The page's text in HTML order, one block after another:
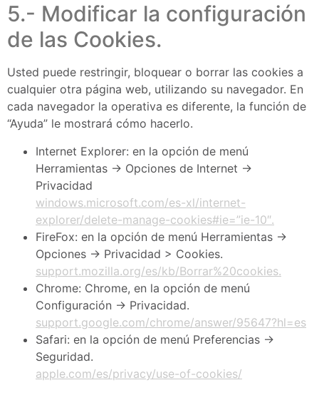
5.- Modificar la configuración
de las Cookies.
Usted puede restringir, bloquear o borrar las cookies a
cualquier otra página web, utilizando su navegador. En
cada navegador la operativa es diferente, la función de
“Ayuda” le mostrará cómo hacerlo.
Internet Explorer: en la opción de menú
Herramientas -> Opciones de Internet ->
Privacidad
windows.microsoft.com/es-xl/internet-
explorer/delete-manage-cookies#ie=”ie-10″.
FireFox: en la opción de menú Herramientas ->
Opciones -> Privacidad > Cookies.
support.mozilla.org/es/kb/Borrar%20cookies.
Chrome: Chrome, en la opción de menú
Configuración -> Privacidad.
support.google.com/chrome/answer/95647?hl=es
Safari: en la opción de menú Preferencias ->
Seguridad.
apple.com/es/privacy/use-of-cookies/